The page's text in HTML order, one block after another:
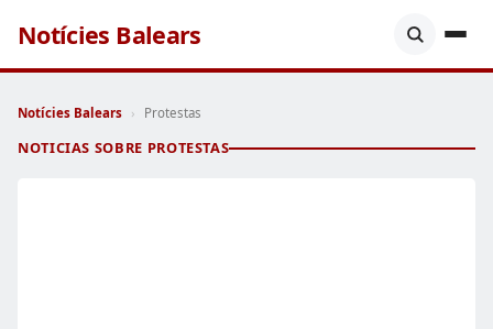
Notícies Balears
Notícies Balears › Protestas
NOTICIAS SOBRE PROTESTAS